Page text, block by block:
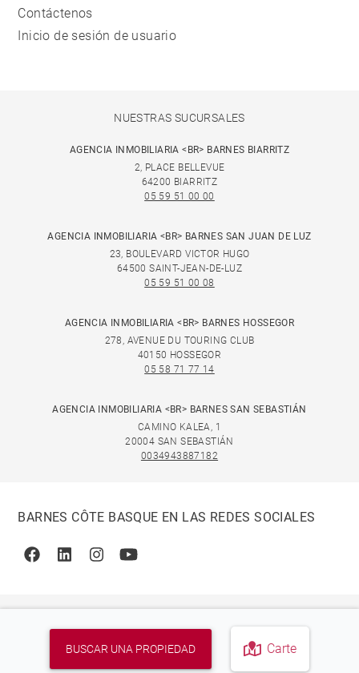
BUSCAR UNA PROPIEDAD Carte
Contáctenos
Inicio de sesión de usuario
NUESTRAS SUCURSALES
AGENCIA INMOBILIARIA <BR> BARNES BIARRITZ
2, PLACE BELLEVUE
64200 BIARRITZ
05 59 51 00 00
AGENCIA INMOBILIARIA <BR> BARNES SAN JUAN DE LUZ
23, BOULEVARD VICTOR HUGO
64500 SAINT-JEAN-DE-LUZ
05 59 51 00 08
AGENCIA INMOBILIARIA <BR> BARNES HOSSEGOR
278, AVENUE DU TOURING CLUB
40150 HOSSEGOR
05 58 71 77 14
AGENCIA INMOBILIARIA <BR> BARNES SAN SEBASTIÁN
CAMINO KALEA, 1
20004 SAN SEBASTIÁN
0034943887182
BARNES CÔTE BASQUE EN LAS REDES SOCIALES
FacebookLinkedinInstagramYoutube
© 2026 BARNES, INTERNATIONAL REALTY - BARNES
INTERNATIONAL